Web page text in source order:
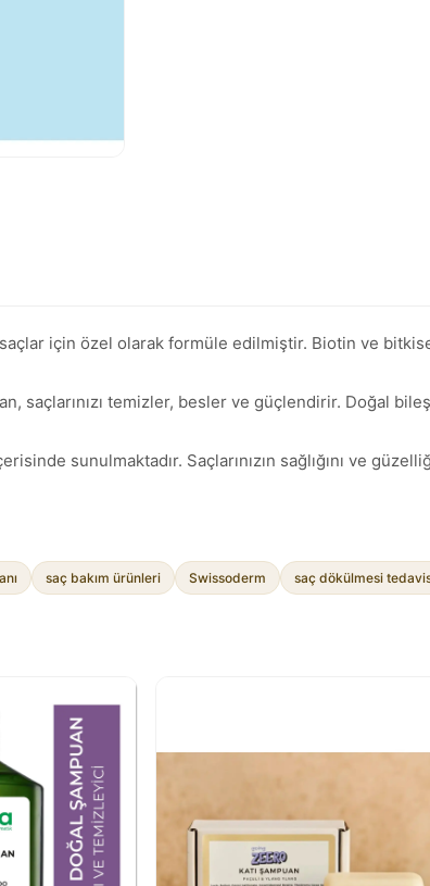
saçlar için özel olarak formüle edilmiştir. Biotin ve
saçlarınızı temizler, besler ve güçlendirir. Doğal
sunulmaktadır. Saçlarınızın sağlığını ve
saç bakım ürünleri Swissoderm saç dökülmesi